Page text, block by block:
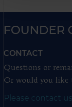
FOUNDER
CONTACT
Questions or
Or would you like
Please contact us